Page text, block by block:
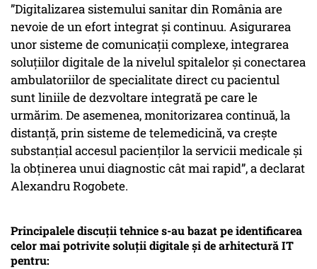
”Digitalizarea sistemului sanitar din România are
nevoie de un efort integrat și continuu. Asigurarea
unor sisteme de comunicații complexe, integrarea
soluțiilor digitale de la nivelul spitalelor și conectarea
ambulatoriilor de specialitate direct cu pacientul
sunt liniile de dezvoltare integrată pe care le
urmărim. De asemenea, monitorizarea continuă, la
distanță, prin sisteme de telemedicină, va crește
substanțial accesul pacienților la servicii medicale și
la obținerea unui diagnostic cât mai rapid”, a declarat
Alexandru Rogobete.
Principalele discuții tehnice s-au bazat pe identificarea
celor mai potrivite soluții digitale și de arhitectură IT
pentru: